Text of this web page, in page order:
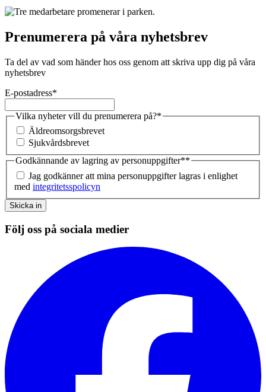
Prenumerera på våra nyhetsbrev
Ta del av vad som händer hos oss genom att skriva upp dig på våra
nyhetsbrev
E-postadress*
Vilka nyheter vill du prenumerera på?*
Äldreomsorgsbrevet
Sjukvårdsbrevet
Godkännande av lagring av personuppgifter**
Jag godkänner att mina personuppgifter lagras i enlighet
med integritetsspolicyn
Skicka in
Följ oss på sociala medier